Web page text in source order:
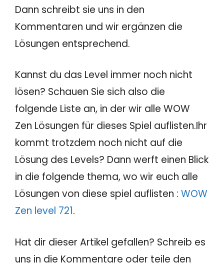
Dann schreibt sie uns in den
Kommentaren und wir ergänzen die
Lösungen entsprechend.
Kannst du das Level immer noch nicht
lösen? Schauen Sie sich also die
folgende Liste an, in der wir alle WOW
Zen Lösungen für dieses Spiel auflisten.Ihr
kommt trotzdem noch nicht auf die
Lösung des Levels? Dann werft einen Blick
in die folgende thema, wo wir euch alle
Lösungen von diese spiel auflisten : WOW
Zen level 721.
Hat dir dieser Artikel gefallen? Schreib es
uns in die Kommentare oder teile den